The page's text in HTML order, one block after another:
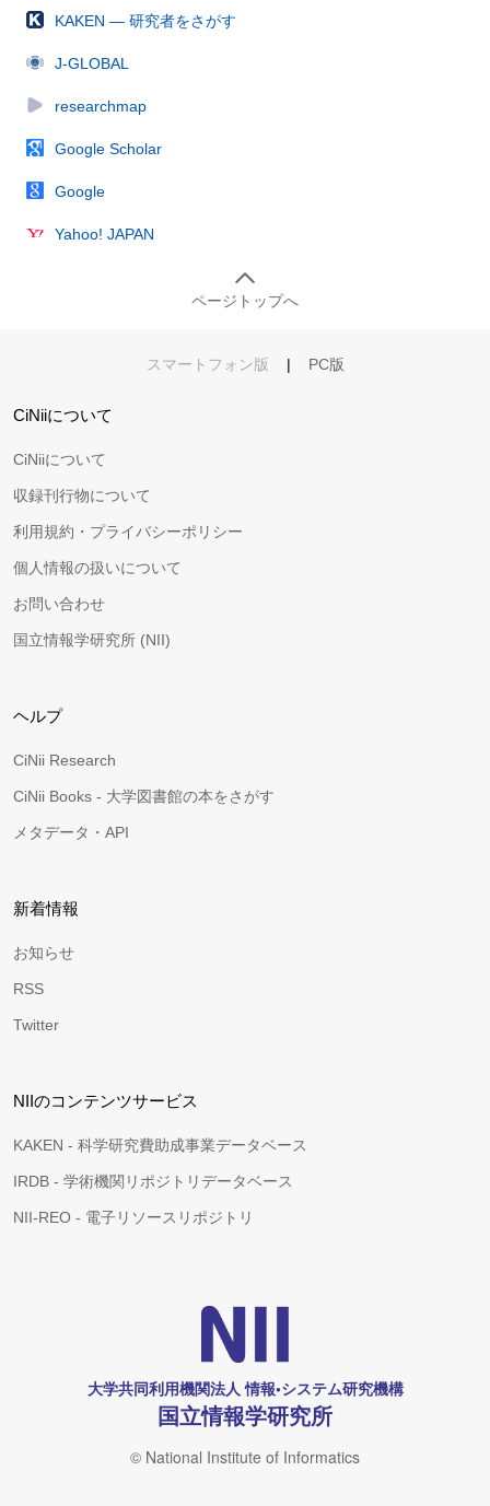
KAKEN — 研究者をさがす
J-GLOBAL
researchmap
Google Scholar
Google
Yahoo! JAPAN
ページトップへ
スマートフォン版 | PC版
CiNiiについて
CiNiiについて
収録刊行物について
利用規約・プライバシーポリシー
個人情報の扱いについて
お問い合わせ
国立情報学研究所 (NII)
ヘルプ
CiNii Research
CiNii Books - 大学図書館の本をさがす
メタデータ・API
新着情報
お知らせ
RSS
Twitter
NIIのコンテンツサービス
KAKEN - 科学研究費助成事業データベース
IRDB - 学術機関リポジトリデータベース
NII-REO - 電子リソースリポジトリ
大学共同利用機関法人 情報•システム研究機構
国立情報学研究所
© National Institute of Informatics